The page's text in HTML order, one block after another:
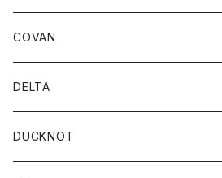
COVAN
DELTA
DUCKNOT